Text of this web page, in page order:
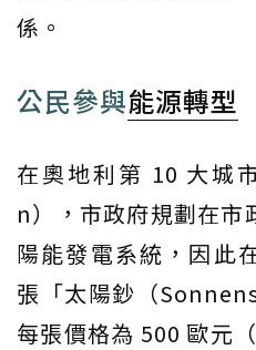
係。
公民參與能源轉型
在奧地利第 10 大城
n），市政府規劃在市
陽能發電系統，因此
張「太陽鈔（
每張價格為 500 歐元